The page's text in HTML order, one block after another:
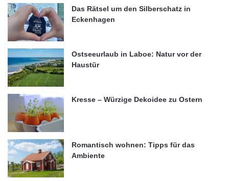
Das Rätsel um den Silberschatz in
Eckenhagen
Ostseeurlaub in Laboe: Natur vor der
Haustür
Kresse – Würzige Dekoidee zu Ostern
Romantisch wohnen: Tipps für das
Ambiente